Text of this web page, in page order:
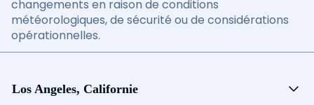
changements en raison de conditions
météorologiques, de sécurité ou de considérations
opérationnelles.
Los Angeles, Californie